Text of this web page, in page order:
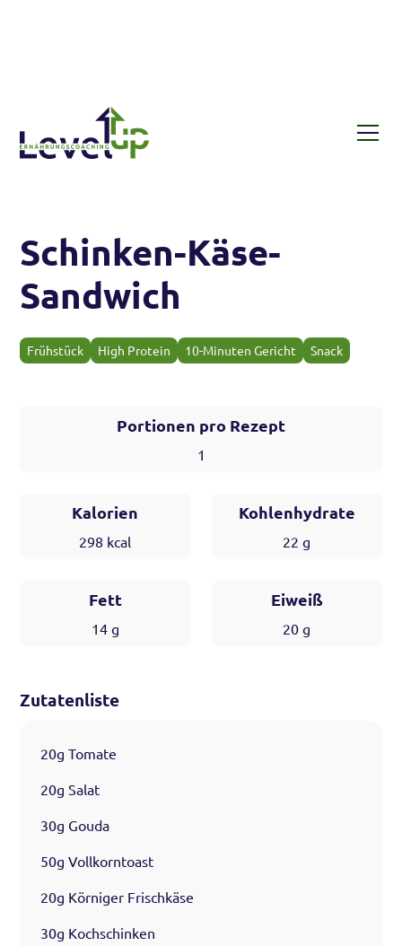
Schinken-Käse-
Sandwich
Frühstück High Protein 10-Minuten Gericht Snack
Portionen pro Rezept
1
Kalorien
298 kcal
Kohlenhydrate
22 g
Fett
14g
Eiweiß
20 g
Zutatenliste
20g Tomate
20g Salat
30g Gouda
50g Vollkorntoast
20g Körniger Frischkäse
30g Kochschinken